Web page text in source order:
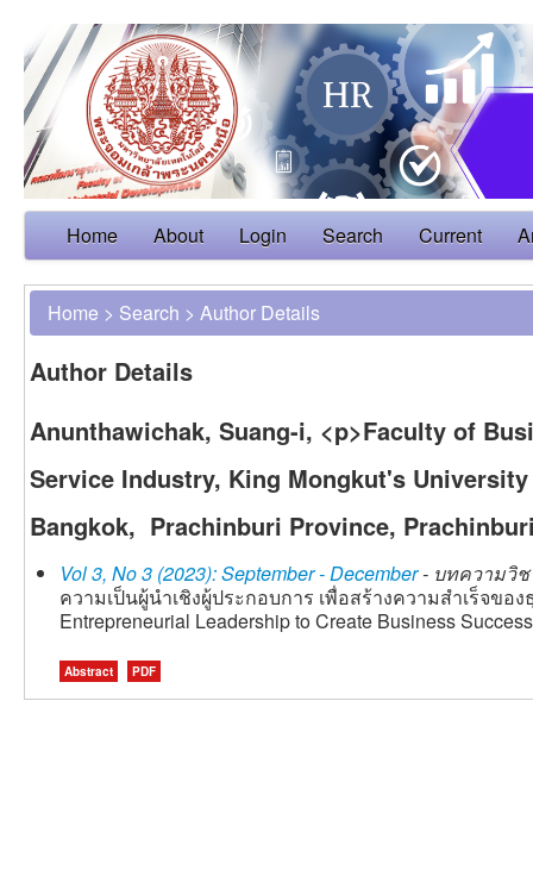
Home About Login Search Current
Home > Search > Author Details
Author Details
Anunthawichak, Suang-i, <p>Faculty of
Service Industry, King Mongkut's
Bangkok, Prachinburi Province,
Vol 3, No 3 (2023): September - December- บทความวิช
ความเป็นผู้นำเชิงผู้ประกอบการ เพื่อสร้างความสำเร็จขอ
Entrepreneurial Leadership to Create Business
Abstract PDF